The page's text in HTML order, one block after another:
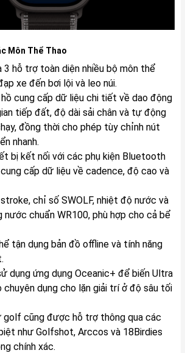
Môn Thể Thao
hỗ trợ toàn diện nhiều bộ môn thể
xe đến bơi lội và leo núi.
cung cấp dữ liệu chi tiết về dao động
tiếp đất, độ dài sải chân và tự động
đồng thời cho phép tùy chỉnh nút
nhanh.
bị kết nối với các phụ kiện Bluetooth
cấp dữ liệu về cadence, độ cao và
chỉ số SWOLF, nhiệt độ nước và
nước chuẩn WR100, phù hợp cho cả bể
tận dụng bản đồ offline và tính năng
dụng ứng dụng Oceanic+ để biến Ultra
dụng cho lặn giải trí ở độ sâu tối
golf cũng được hỗ trợ thông qua các
như Golfshot, Arccos và 18Birdies
chính xác.